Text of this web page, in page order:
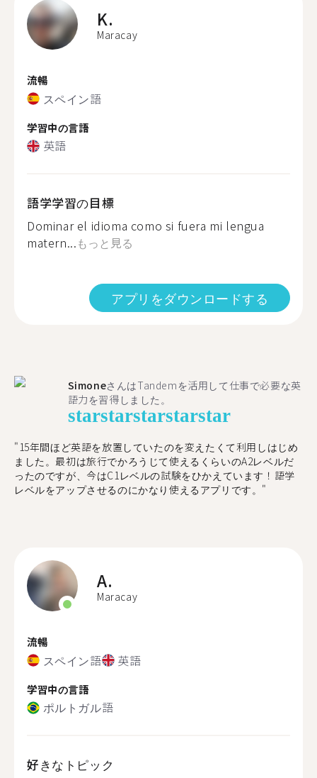
K.
Maracay
流暢
スペイン語
学習中の言語
英語
語学学習の目標
Dominar el idioma como si fuera mi lengua
matern...もっと見る
アプリをダウンロードする
SimoneさんはTandemを活用して仕事で必要な英
語力を習得しました。
starstarstarstarstar
"15年間ほど英語を放置していたのを変えたくて利用しはじめ
ました。最初は旅行でかろうじて使えるくらいのA2レベルだ
ったのですが、今はC1レベルの試験をひかえています！語学
レベルをアップさせるのにかなり使えるアプリです。"
A.
Maracay
流暢
スペイン語 英語
学習中の言語
ポルトガル語
好きなトピック